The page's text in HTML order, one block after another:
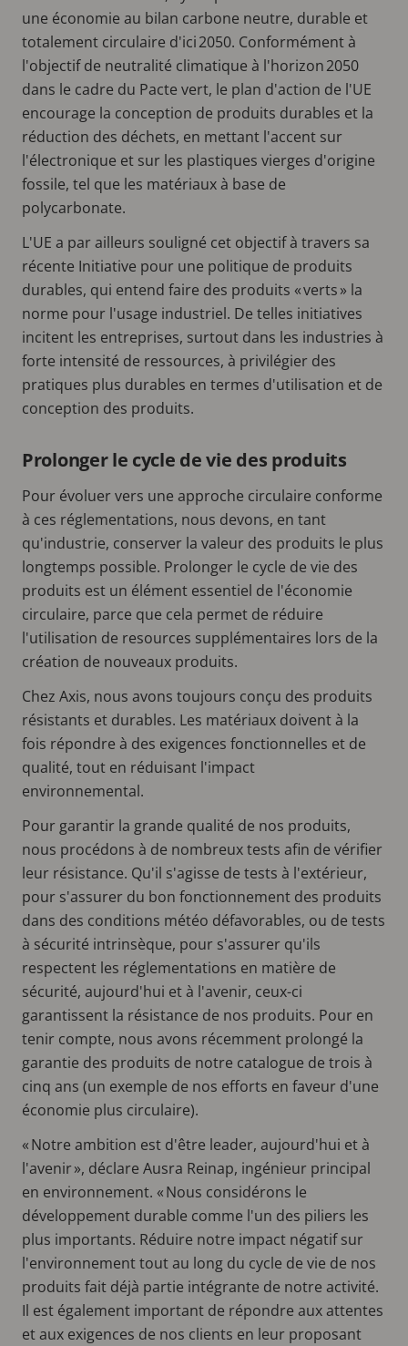
une économie au bilan carbone neutre, durable et
totalement circulaire d'ici 2050. Conformément à
l'objectif de neutralité climatique à l'horizon 2050
dans le cadre du Pacte vert, le plan d'action de l'UE
encourage la conception de produits durables et la
réduction des déchets, en mettant l'accent sur
l'électronique et sur les plastiques vierges d'origine
fossile, tel que les matériaux à base de
polycarbonate.
L'UE a par ailleurs souligné cet objectif à travers sa
récente Initiative pour une politique de produits
durables, qui entend faire des produits « verts » la
norme pour l'usage industriel. De telles initiatives
incitent les entreprises, surtout dans les industries à
forte intensité de ressources, à privilégier des
pratiques plus durables en termes d'utilisation et de
conception des produits.
Prolonger le cycle de vie des produits
Pour évoluer vers une approche circulaire conforme
à ces réglementations, nous devons, en tant
qu'industrie, conserver la valeur des produits le plus
longtemps possible. Prolonger le cycle de vie des
produits est un élément essentiel de l'économie
circulaire, parce que cela permet de réduire
l'utilisation de resources supplémentaires lors de la
création de nouveaux produits.
Chez Axis, nous avons toujours conçu des produits
résistants et durables. Les matériaux doivent à la
fois répondre à des exigences fonctionnelles et de
qualité, tout en réduisant l'impact
environnemental.
Pour garantir la grande qualité de nos produits,
nous procédons à de nombreux tests afin de vérifier
leur résistance. Qu'il s'agisse de tests à l'extérieur,
pour s'assurer du bon fonctionnement des produits
dans des conditions météo défavorables, ou de tests
à sécurité intrinsèque, pour s'assurer qu'ils
respectent les réglementations en matière de
sécurité, aujourd'hui et à l'avenir, ceux-ci
garantissent la résistance de nos produits. Pour en
tenir compte, nous avons récemment prolongé la
garantie des produits de notre catalogue de trois à
cinq ans (un exemple de nos efforts en faveur d'une
économie plus circulaire).
« Notre ambition est d'être leader, aujourd'hui et à
l'avenir », déclare Ausra Reinap, ingénieur principal
en environnement. « Nous considérons le
développement durable comme l'un des piliers les
plus importants. Réduire notre impact négatif sur
l'environnement tout au long du cycle de vie de nos
produits fait déjà partie intégrante de notre activité.
Il est également important de répondre aux attentes
et aux exigences de nos clients en leur proposant